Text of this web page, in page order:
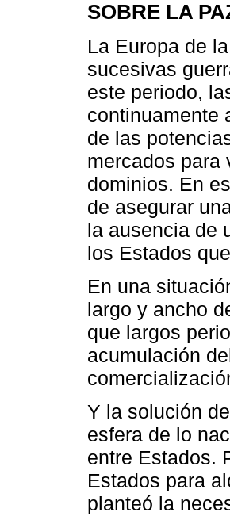
SOBRE LA
La Europa de
sucesivas
este periodo,
continuamente
de las
mercados para
dominios. En
de asegurar
la ausencia de
los Estados
En una
largo y ancho
que largos
acumulación
Y la solución
esfera de lo
entre Estados.
Estados para
planteó la